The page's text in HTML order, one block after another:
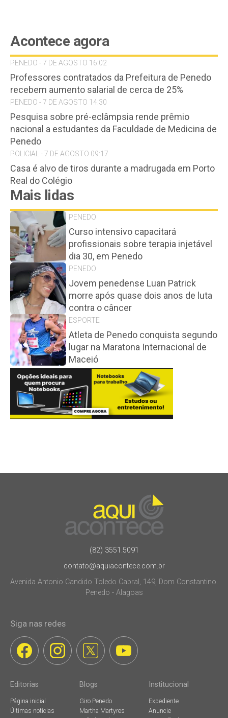
Acontece agora
PENEDO - 7 DE AGOSTO 16:02
Professores contratados da Prefeitura de Penedo
recebem aumento salarial de cerca de 25%
PENEDO - 7 DE AGOSTO 14:30
Pesquisa sobre pré-eclâmpsia rende prêmio
nacional a estudantes da Faculdade de Medicina de
Penedo
POLICIAL - 7 DE AGOSTO 09:17
Casa é alvo de tiros durante a madrugada em Porto
Real do Colégio
Mais lidas
PENEDO
Curso intensivo capacitará
profissionais sobre terapia injetável
dia 30, em Penedo
PENEDO
Jovem penedense Luan Patrick
morre após quase dois anos de luta
contra o câncer
ESPORTE
Atleta de Penedo conquista segundo
lugar na Maratona Internacional de
Maceió
(82) 3551.5091
contato@aquiacontece.com.br
Avenida Antonio Candido Toledo Cabral, 149, Dom Constantino.
Penedo - Alagoas
Siga nas redes
Editorias
Página inicial
Últimas notícias
Blogs
Giro Penedo
Martha Martyres
Institucional
Expediente
Anuncie